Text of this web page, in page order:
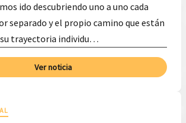
ido descubriendo uno a uno cada
separado y el propio camino que están
trayectoria individu…
Ver noticia